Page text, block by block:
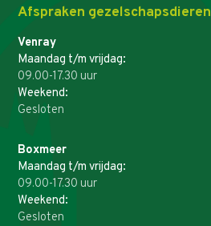
Afspraken gezelschapsdieren
Venray
Maandag t/m vrijdag:
09.00-17.30 uur
Weekend:
Gesloten
Boxmeer
Maandag t/m vrijdag:
09.00-17.30 uur
Weekend:
Gesloten